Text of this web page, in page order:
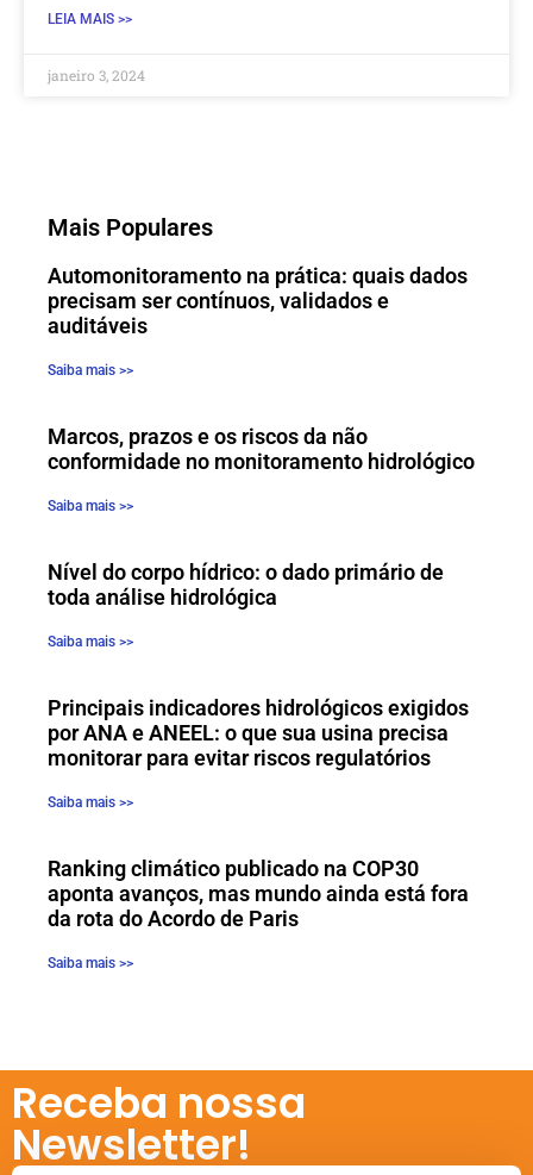
LEIA MAIS >>
janeiro 3, 2024
Mais Populares
Automonitoramento na prática: quais dados
precisam ser contínuos, validados e
auditáveis
Saiba mais >>
Marcos, prazos e os riscos da não
conformidade no monitoramento hidrológico
Saiba mais >>
Nível do corpo hídrico: o dado primário de
toda análise hidrológica
Saiba mais >>
Principais indicadores hidrológicos exigidos
por ANA e ANEEL: o que sua usina precisa
monitorar para evitar riscos regulatórios
Saiba mais >>
Ranking climático publicado na COP30
aponta avanços, mas mundo ainda está fora
da rota do Acordo de Paris
Saiba mais >>
Receba nossa
Newsletter!